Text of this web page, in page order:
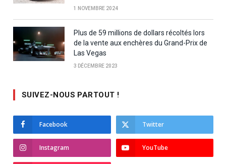
1 NOVEMBRE 2024
Plus de 59 millions de dollars récoltés lors
de la vente aux enchères du Grand-Prix de
Las Vegas
3 DÉCEMBRE 2023
SUIVEZ-NOUS PARTOUT !
Facebook Twitter
Instagram YouTube